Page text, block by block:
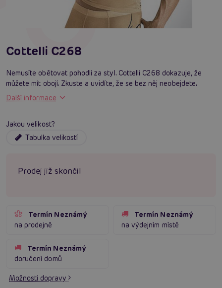
Cottelli C268
Nemusíte obětovat pohodlí za styl. Cottelli C268 dokazuje, že
můžete mít obojí. Zkuste a uvidíte, že se bez něj neobejdete.
Další informace
Jakou velikost?
Tabulka velikostí
Prodej již skončil
Termín Neznámý
na prodejně
Termín Neznámý
na výdejním místě
Termín Neznámý
doručení domů
Možnosti dopravy